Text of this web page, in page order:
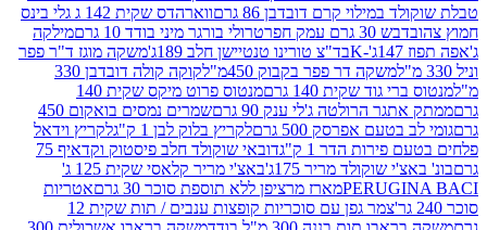
קרם דובדבן 86 גרם
ווארהדס שקית 142 ג גלי בינס
דבש 30 גרם עמק חפר
טרולי בורגר מיני בודד 10 גרם
מילקה
בד"צ טורינו טנטיישן חלב 189ג'
משקה מוגז ד"ר פפר
משקה דר פפר בקבוק 450מ"ל
קוקה קולה דובדבן 330
גוד שקית 140 גרם
מנטוס פרוט מיקס שקית 140
הרולטה ג'לי ענק 90 גרם
שמרים נמסים בואקום 450
אפרסק 500 גרם
לקריץ בלוק לבן 1 ק"ג
לקריץ וידאל
הדר 1 ק"ג
דובאי שוקולד חלב פיסטוק וקדאיף 75
שוקולד מריר 175ג'
באצ'י מריר קלאסי שקית 125 ג'
מארז מרציפן ללא תוספת סוכר 30 גרם
אטריות
צמר גפן עם סוכריות קופצות ענבים / תות שקית 12